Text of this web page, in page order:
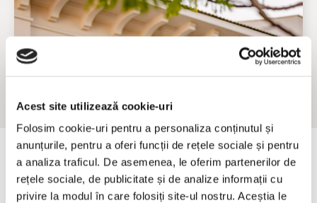
Acest site utilizează cookie-uri
Folosim cookie-uri pentru a personaliza conținutul și
anunțurile, pentru a oferi funcții de rețele sociale și pentru
a analiza traficul. De asemenea, le oferim partenerilor de
rețele sociale, de publicitate și de analize informații cu
privire la modul în care folosiți site-ul nostru. Aceștia le